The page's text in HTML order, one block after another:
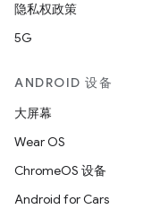
隐私权政策
5G
ANDROID 设备
大屏幕
Wear OS
ChromeOS 设备
Android for Cars